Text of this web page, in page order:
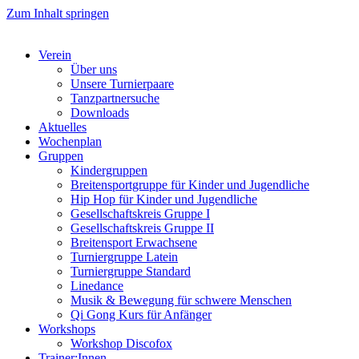
Zum Inhalt springen
Verein
Über uns
Unsere Turnierpaare
Tanzpartnersuche
Downloads
Aktuelles
Wochenplan
Gruppen
Kindergruppen
Breitensportgruppe für Kinder und Jugendliche
Hip Hop für Kinder und Jugendliche​
Gesellschaftskreis Gruppe I
Gesellschaftskreis Gruppe II
Breitensport Erwachsene
Turniergruppe Latein
Turniergruppe Standard
Linedance
Musik & Bewegung für schwere Menschen​
Qi Gong Kurs für Anfänger
Workshops
Workshop Discofox